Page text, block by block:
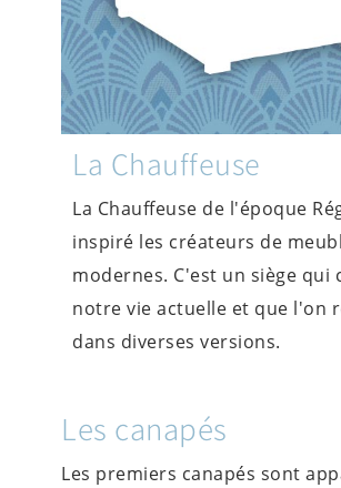
La Chauffeuse
La Chauffeuse de l'époque
inspiré les créateurs de
modernes. C'est un siège qui
notre vie actuelle et que l'on
dans diverses versions.
Les canapés
Les premiers canapés sont